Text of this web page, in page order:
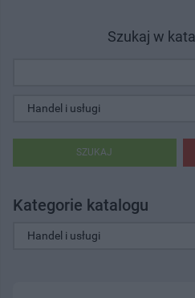
Szukaj w
SZUKAJ
Kategorie katalogu